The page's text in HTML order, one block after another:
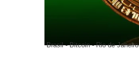
Brasil - Bitcoin - Rio de Janeiro